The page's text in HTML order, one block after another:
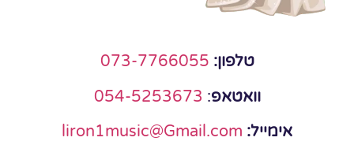
טלפון: 073-7766055
וואטאפ:
054-5253673
אימייל: liron1music@Gmail.com